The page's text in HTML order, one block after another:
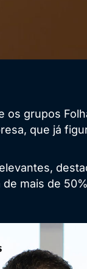
os grupos
que já
mais de